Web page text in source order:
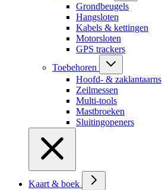
Grondbeugels
Hangsloten
Kabels & kettingen
Motorsloten
GPS trackers
Toebehoren
Hoofd- & zaklantaarns
Zeilmessen
Multi-tools
Mastbroeken
Sluitingopeners
Kaart & boek